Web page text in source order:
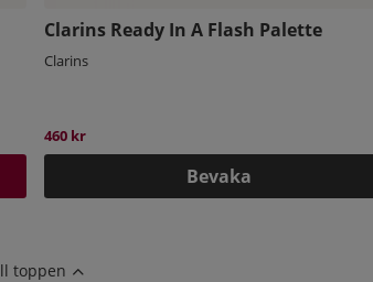
Clarins Ready In A Flash Palette
Clarins
460 kr
Bevaka
toppen